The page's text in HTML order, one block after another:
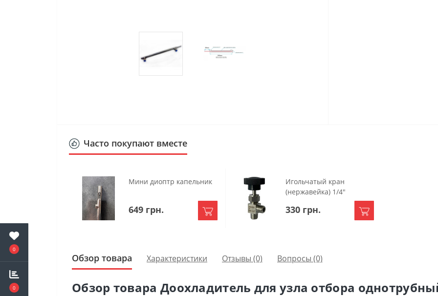
0
0
Часто покупают вместе
Мини диоптр капельник
649 грн.
Игольчатый кран
(нержавейка) 1/4"
330 грн.
Обзор товара Характеристики Отзывы (0) Вопросы (0)
Обзор товара Доохладитель для узла отбора